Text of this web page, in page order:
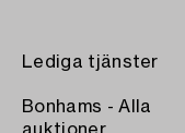
Lediga tjänster
Bonhams - Alla